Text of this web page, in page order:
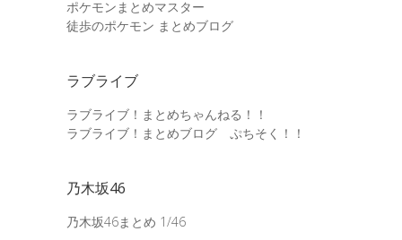
ポケモンまとめマスター
徒歩のポケモン まとめブログ
ラブライブ
ラブライブ！まとめちゃんねる！！
ラブライブ！まとめブログ ぷちそく！！
乃木坂46
乃木坂46まとめ 1/46